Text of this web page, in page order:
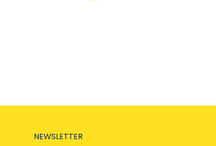
NEWSLETTER